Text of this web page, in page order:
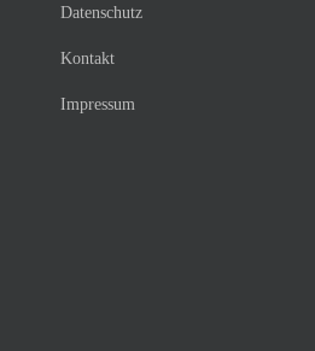
Datenschutz
Kontakt
Impressum